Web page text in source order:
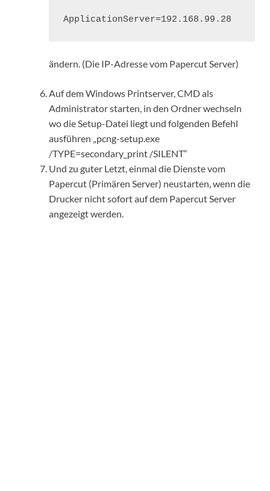
ApplicationServer=192.168.99.28
ändern. (Die IP-Adresse vom Papercut Server)
Auf dem Windows Printserver, CMD als
Administrator starten, in den Ordner wechseln
wo die Setup-Datei liegt und folgenden Befehl
ausführen „pcng-setup.exe
/TYPE=secondary_print /SILENT“
Und zu guter Letzt, einmal die Dienste vom
Papercut (Primären Server) neustarten, wenn die
Drucker nicht sofort auf dem Papercut Server
angezeigt werden.